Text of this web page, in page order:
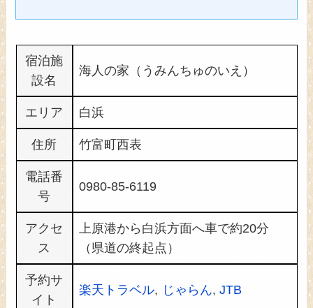
宿泊施
設名
海人の家（うみんちゅのいえ）
エリア 白浜
住所 竹富町西表
電話番
号
0980-85-6119
アクセ
ス
上原港から白浜方面へ車で約20分
（県道の終起点）
予約サ
イト
楽天トラベル, じゃらん,JTB